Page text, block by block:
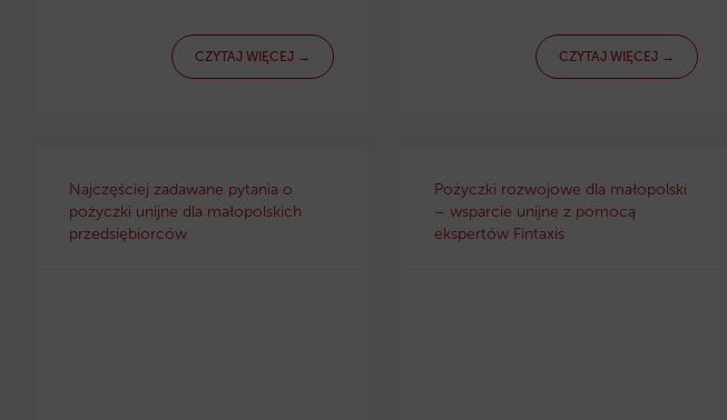
CZYTAJ WIĘCEJ → CZYTAJ WIĘCEJ →
Najczęściej zadawane pytania o
pożyczki unijne dla małopolskich
przedsiębiorców
Pożyczki rozwojowe dla małopolski
– wsparcie unijne z pomocą
ekspertów Fintaxis